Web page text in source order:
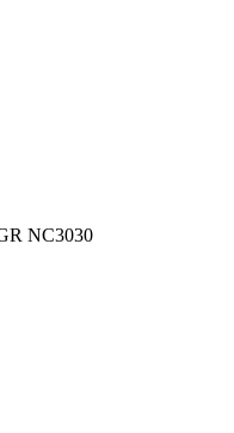
NC3030